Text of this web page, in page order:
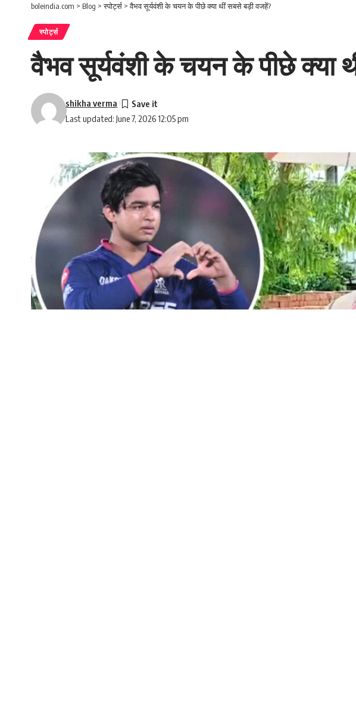
boleindia.com > Blog >स्पोर्ट्स >वैभव सूर्यवंशी के चयन के पीछे क्या थीं सबसे बड़ी वजहें?
स्पोर्ट्स
वैभव सूर्यवंशी के चयन के पीछे क्या
Last updated: June 7, 2026 12:05 pm
shikha verma